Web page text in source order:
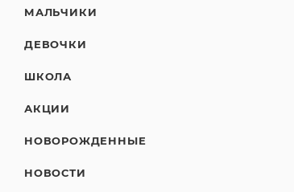
МАЛЬЧИКИ
ДЕВОЧКИ
ШКОЛА
АКЦИИ
НОВОРОЖДЕННЫЕ
НОВОСТИ